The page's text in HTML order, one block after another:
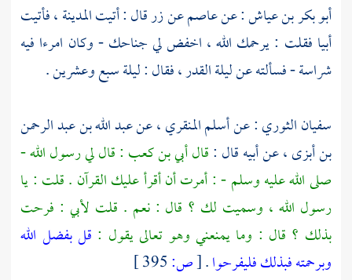
أبو بكر بن عياش: عنعاصمعنزرقال : أتيتالمدينة، فأتيت
أبيا فقلت : يرحمك الله ، اخفض لي جناحك - وكان امرءا فيه
شراسة - فسألته عن ليلة القدر ، فقال : ليلة سبع وعشرين .
سفيانالثوري: عنأسلم المنقري، عنعبد الله بن عبد الرحمن
بن أبزى، عن أبيه قال :قالأبي بن كعب : قال لي رسول الله -
صلى الله عليه وسلم - : أمرت أن أقرأ عليك القرآن . قلت : يا
رسول الله ، وسميت لك ؟ قال : نعم . قلت لأبي : فرحت
بذلك ؟ قال : وما يمنعني وهو تعالى يقول : قل بفضل الله
وبرحمته فبذلك فليفرحوا.
[ص: